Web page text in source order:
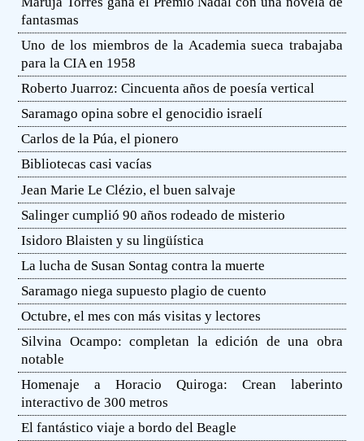
fantasmas
Uno de los miembros de la Academia sueca trabajaba
para la CIA en 1958
Roberto Juarroz: Cincuenta años de poesía vertical
Saramago opina sobre el genocidio israelí
Carlos de la Púa, el pionero
Bibliotecas casi vacías
Jean Marie Le Clézio, el buen salvaje
Salinger cumplió 90 años rodeado de misterio
Isidoro Blaisten y su lingüística
La lucha de Susan Sontag contra la muerte
Saramago niega supuesto plagio de cuento
Octubre, el mes con más visitas y lectores
Silvina Ocampo: completan la edición de una obra
notable
Homenaje a Horacio Quiroga: Crean laberinto
interactivo de 300 metros
El fantástico viaje a bordo del Beagle